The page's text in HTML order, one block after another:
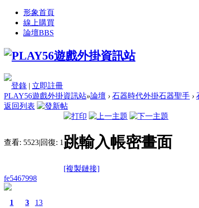
形象首頁
線上購買
論壇BBS
登錄 | 立即註冊
PLAY56遊戲外掛資訊站»論壇 › 石器時代外掛石器聖手 ›
返回列表
查看: 5523|回復: 1 跳輸入帳密畫面
[複製鏈接]
fe5467998
1 3 13